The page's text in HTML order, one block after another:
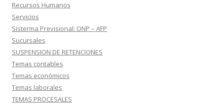
Recursos Humanos
Servicios
Sisterma Previsional: ONP – AFP
Sucursales
SUSPENSION DE RETENCIONES
Temas contables
Temas económicos
Temas laborales
TEMAS PROCESALES